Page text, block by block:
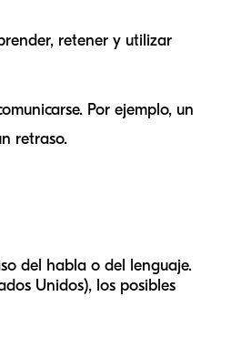
retener y utilizar
Por ejemplo, un
retraso.
del habla o del lenguaje.
Unidos), los posibles